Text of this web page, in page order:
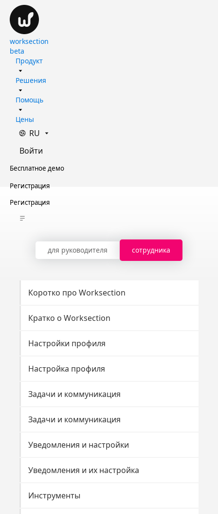
worksection
beta
Продукт
Решения
Помощь
Цены
RU
Войти
Бесплатное демо
Регистрация
Регистрация
для руководителя сотрудника
Коротко про Worksection
Кратко о Worksection
Настройки профиля
Настройка профиля
Задачи и коммуникация
Задачи и коммуникация
Уведомления и настройки
Уведомления и их настройка
Инструменты